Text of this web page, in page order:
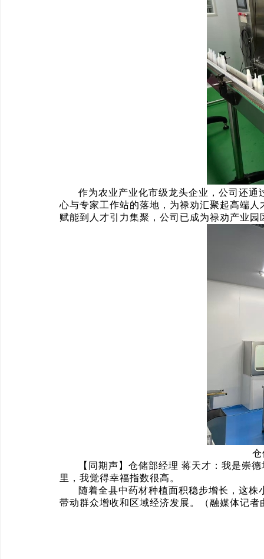
作为农业产业化市级龙头企业，公司还
心与专家工作站的落地，为禄劝汇聚起高端
赋能到人才引力集聚，公司已成为禄劝产业
仓储部经理
【同期声】仓储部经理 蒋天才：我是崇
里，我觉得幸福指数很高。
随着全县中药材种植面积稳步增长，这
带动群众增收和区域经济发展。（融媒体记